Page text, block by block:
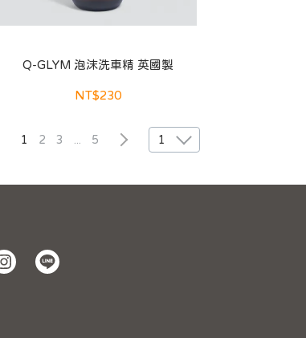
Q-GLYM 泡沫洗車精 英國製
NT$230
1 2 3 5 1